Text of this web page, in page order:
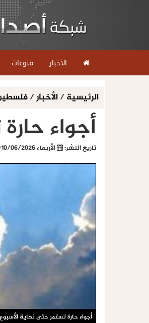
الأخبار منوعات
الرئيسية/الأخبار/
أجواء
تاريخ النشر: الأربعاء 10/06/2026
أجواء حارة تستمر حتى نهاية الأسبوع